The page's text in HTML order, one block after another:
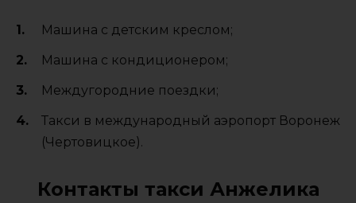
Машина с детским креслом;
Машина с кондиционером;
Междугородние поездки;
Такси в международный аэропорт Воронеж
(Чертовицкое).
Контакты такси Анжелика